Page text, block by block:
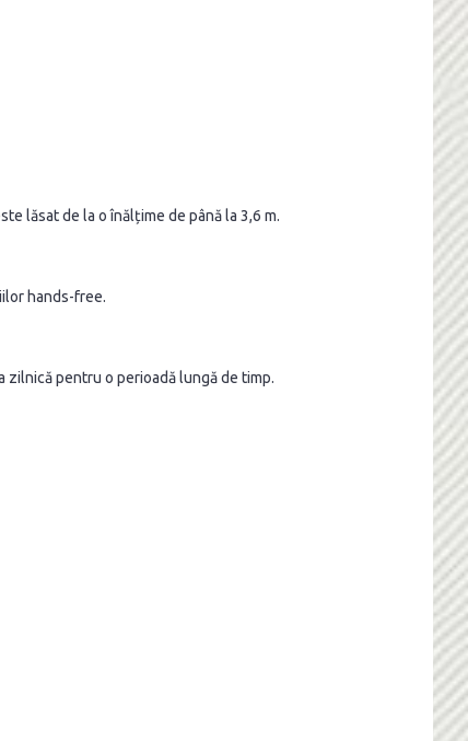
lăsat de la o înălțime de până la 3,6 m.
hands-free.
pentru o perioadă lungă de timp.